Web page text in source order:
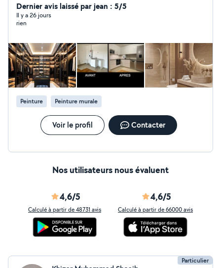
menuiserie - Électricité etc.
Dernier avis laissé par jean : 5/5
Il y a 26 jours
rien
Peinture Peinture murale
Voir le profil Contacter
Nos utilisateurs nous évaluent
4,6/5
Calculé à partir de 48731 avis
4,6/5
Calculé à partir de 66000 avis
Particulier